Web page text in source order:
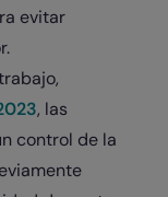
evitar
, las
control de la